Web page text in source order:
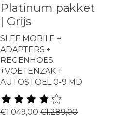
Platinum pakket
| Grijs
SLEE MOBILE +
ADAPTERS +
REGENHOES
+VOETENZAK +
AUTOSTOEL 0-9 MD
De beoordeling van dit
€1.049,00 €1.289,00